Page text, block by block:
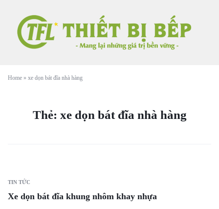
Home » xe dọn bát đĩa nhà hàng
Thẻ: xe dọn bát đĩa nhà hàng
TIN TỨC
Xe dọn bát đĩa khung nhôm khay nhựa